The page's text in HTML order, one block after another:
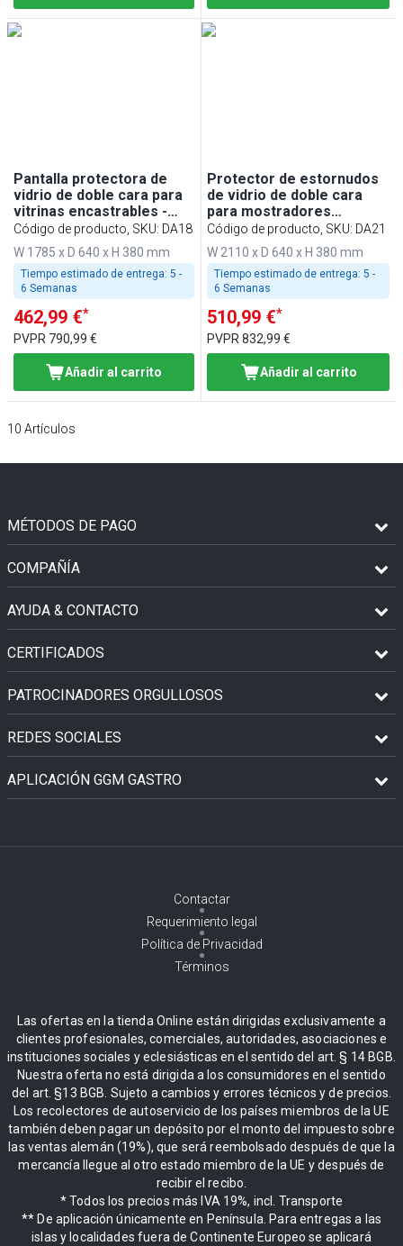
Pantalla protectora de
vidrio de doble cara para
vitrinas encastrables -
1800mm - para BA186,
WA186, KA186, PA186 y
EA186
Código de producto, SKU: DA18
W 1785 x D 640 x H 380 mm
Tiempo estimado de entrega: 5 -
6 Semanas
462,99 €*
PVPR 790,99 €
Añadir al carrito
Protector de estornudos
de vidrio de doble cara
para mostradores
empotrados - 2100mm -
para BA216, WA216,
KA216, PA216 y EA216
Código de producto, SKU: DA21
W 2110 x D 640 x H 380 mm
Tiempo estimado de entrega: 5 -
6 Semanas
510,99 €*
PVPR832,99 €
Añadir al carrito
10 Artículos
MÉTODOS DE PAGO
COMPAÑÍA
AYUDA & CONTACTO
CERTIFICADOS
PATROCINADORES ORGULLOSOS
REDES SOCIALES
APLICACIÓN GGM GASTRO
Contactar
Requerimiento legal
Política de Privacidad
Términos
Las ofertas en la tienda Online están dirigidas exclusivamente a
clientes profesionales, comerciales, autoridades, asociaciones e
instituciones sociales y eclesiásticas en el sentido del art. § 14 BGB.
Nuestra oferta no está dirigida a los consumidores en el sentido
del art. §13 BGB. Sujeto a cambios y errores técnicos y de precios.
Los recolectores de autoservicio de los países miembros de la UE
también deben pagar un depósito por el monto del impuesto sobre
las ventas alemán (19%), que será reembolsado después de que la
mercancía llegue al otro estado miembro de la UE y después de
recibir el recibo.
* Todos los precios más IVA 19%, incl. Transporte
** De aplicación únicamente en Península. Para entregas a las
islas y localidades fuera de Continente Europeo se aplicará